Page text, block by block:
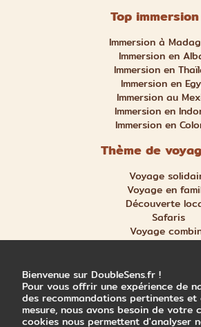
Top immersion
Immersion à
Immersion en
Immersion en
Immersion en
Immersion au
Immersion en
Immersion en
Thème de
Voyage
Voyage en
Découverte
Safaris
Voyage
Nature et
Bienvenue sur DoubleSens.fr !
Pour vous offrir une expérience de
des recommandations pertinentes et
mesure, nous avons besoin de votre
cookies nous permettent d'analyser